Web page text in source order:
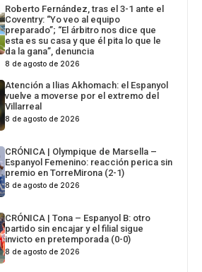
Roberto Fernández, tras el 3-1 ante el
Coventry: “Yo veo al equipo
preparado”; “El árbitro nos dice que
esta es su casa y que él pita lo que le
da la gana”, denuncia
8 de agosto de 2026
Atención a Ilias Akhomach: el Espanyol
vuelve a moverse por el extremo del
Villarreal
8 de agosto de 2026
CRÓNICA | Olympique de Marsella –
Espanyol Femenino: reacción perica sin
premio en TorreMirona (2-1)
8 de agosto de 2026
CRÓNICA | Tona – Espanyol B: otro
partido sin encajar y el filial sigue
invicto en pretemporada (0-0)
8 de agosto de 2026